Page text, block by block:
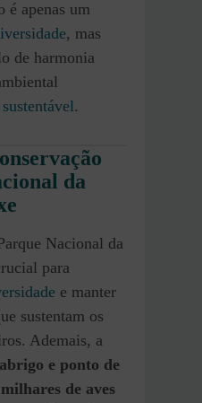
é apenas um
, mas
de harmonia
.
da
Nacional da
para
e manter
sustentam os
Ademais, a
e ponto de
de aves